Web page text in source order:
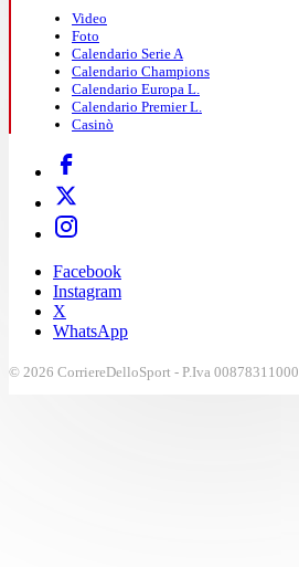
Video
Foto
Calendario Serie A
Calendario Champions
Calendario Europa L.
Calendario Premier L.
Casinò
Facebook
Instagram
X
WhatsApp
© 2026 CorriereDelloSport - P.Iva 00878311000